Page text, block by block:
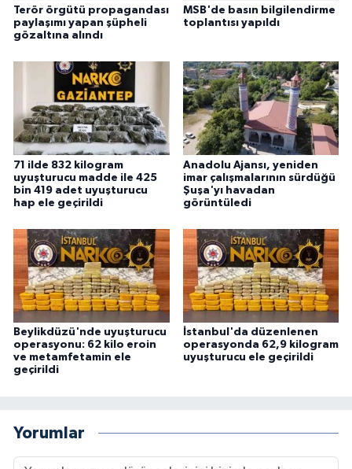
Terör örgütü propagandası
paylaşımı yapan şüpheli
gözaltına alındı
MSB'de basın bilgilendirme
toplantısı yapıldı
71 ilde 832 kilogram
uyuşturucu madde ile 425
bin 419 adet uyuşturucu
hap ele geçirildi
Anadolu Ajansı, yeniden
imar çalışmalarının sürdüğü
Şuşa'yı havadan
görüntüledi
Beylikdüzü'nde uyuşturucu
operasyonu: 62 kilo eroin
ve metamfetamin ele
geçirildi
İstanbul'da düzenlenen
operasyonda 62,9 kilogram
uyuşturucu ele geçirildi
Yorumlar